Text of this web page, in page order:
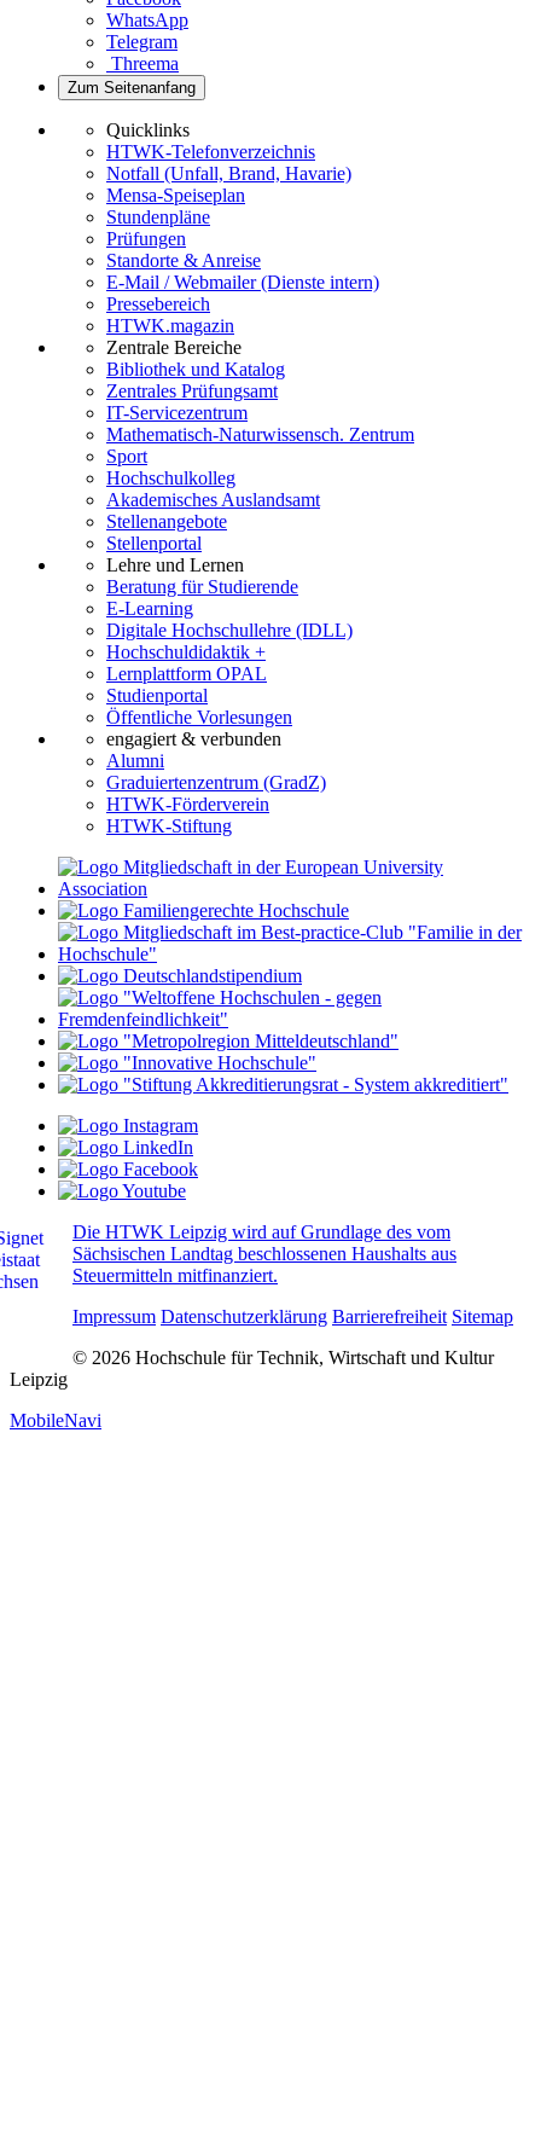
WhatsApp
Telegram
Threema
Zum Seitenanfang
Quicklinks
HTWK-Telefonverzeichnis
Notfall (Unfall, Brand, Havarie)
Mensa-Speiseplan
Stundenpläne
Prüfungen
Standorte & Anreise
E-Mail / Webmailer (Dienste intern)
Pressebereich
HTWK.magazin
Zentrale Bereiche
Bibliothek und Katalog
Zentrales Prüfungsamt
IT-Servicezentrum
Mathematisch-Naturwissensch. Zentrum
Sport
Hochschulkolleg
Akademisches Auslandsamt
Stellenangebote
Stellenportal
Lehre und Lernen
Beratung für Studierende
E-Learning
Digitale Hochschullehre (IDLL)
Hochschuldidaktik +
Lernplattform OPAL
Studienportal
Öffentliche Vorlesungen
engagiert & verbunden
Alumni
Graduiertenzentrum (GradZ)
HTWK-Förderverein
HTWK-Stiftung
Die HTWK Leipzig wird auf Grundlage des vom
Sächsischen Landtag beschlossenen Haushalts aus
Steuermitteln mitfinanziert.
Impressum Datenschutzerklärung Barrierefreiheit Sitemap
© 2026 Hochschule für Technik, Wirtschaft und Kultur
Leipzig
MobileNavi